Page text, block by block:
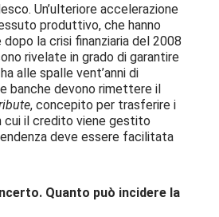
Un’ulteriore accelerazione
produttivo, che hanno
la crisi finanziaria del 2008
rivelate in grado di garantire
alle spalle vent’anni di
banche devono rimettere il
, concepito per trasferire i
cui il credito viene gestito
deve essere facilitata
Quanto può incidere la